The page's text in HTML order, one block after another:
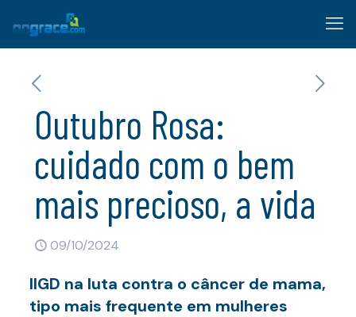
Outubro Rosa:
cuidado com o bem
mais precioso, a vida
09/10/2024
IIGD na luta contra o câncer de mama,
tipo mais frequente em mulheres